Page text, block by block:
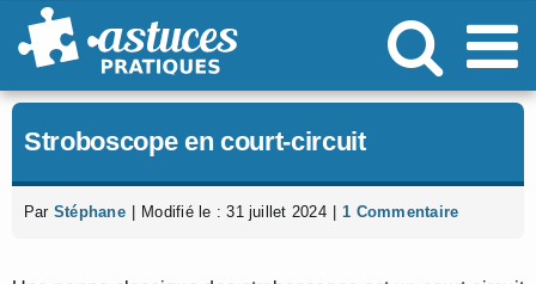
Passer
au
Stroboscope en court-circuit
Par Stéphane Modifié le : 31 juillet 2024 1 Commentaire